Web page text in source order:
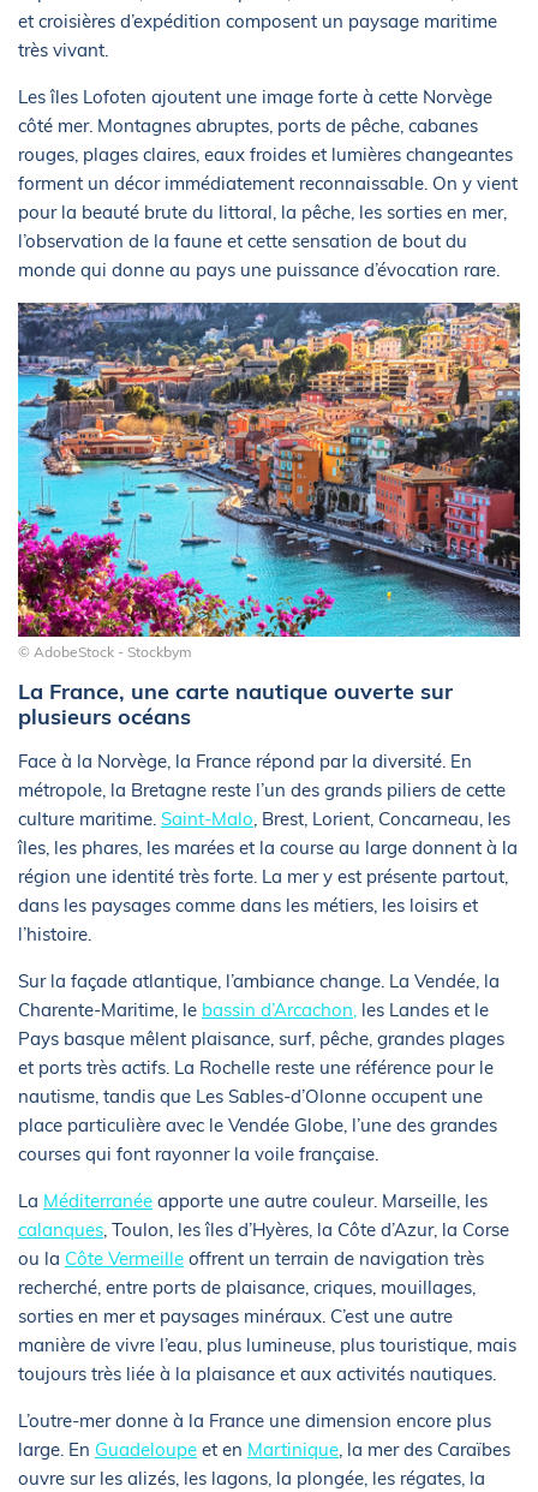
et croisières d’expédition composent un paysage maritime
très vivant.
Les îles Lofoten ajoutent une image forte à cette Norvège
côté mer. Montagnes abruptes, ports de pêche, cabanes
rouges, plages claires, eaux froides et lumières changeantes
forment un décor immédiatement reconnaissable. On y vient
pour la beauté brute du littoral, la pêche, les sorties en mer,
l’observation de la faune et cette sensation de bout du
monde qui donne au pays une puissance d’évocation rare.
© AdobeStock - Stockbym
La France, une carte nautique ouverte sur
plusieurs océans
Face à la Norvège, la France répond par la diversité. En
métropole, la Bretagne reste l’un des grands piliers de cette
culture maritime. Saint-Malo, Brest, Lorient, Concarneau, les
îles, les phares, les marées et la course au large donnent à la
région une identité très forte. La mer y est présente partout,
dans les paysages comme dans les métiers, les loisirs et
l’histoire.
Sur la façade atlantique, l’ambiance change. La Vendée, la
Charente-Maritime, le bassin d’Arcachon, les Landes et le
Pays basque mêlent plaisance, surf, pêche, grandes plages
et ports très actifs. La Rochelle reste une référence pour le
nautisme, tandis que Les Sables-d’Olonne occupent une
place particulière avec le Vendée Globe, l’une des grandes
courses qui font rayonner la voile française.
La Méditerranée apporte une autre couleur. Marseille, les
calanques, Toulon, les îles d’Hyères, la Côte d’Azur, la Corse
ou la Côte Vermeille offrent un terrain de navigation très
recherché, entre ports de plaisance, criques, mouillages,
sorties en mer et paysages minéraux. C’est une autre
manière de vivre l’eau, plus lumineuse, plus touristique, mais
toujours très liée à la plaisance et aux activités nautiques.
L’outre-mer donne à la France une dimension encore plus
large. En Guadeloupe et en Martinique, la mer des Caraïbes
ouvre sur les alizés, les lagons, la plongée, les régates, la